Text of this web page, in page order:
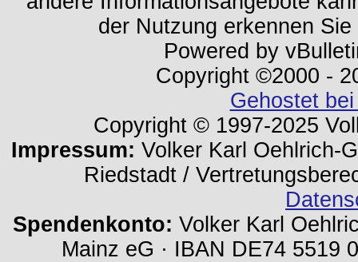
der Nutzung erkennen
Powered by
Copyright ©2000 -
Gehostet
Copyright © 1997-2025
Impressum: Volker Karl Oehlrich-
Riedstadt /
Spendenkonto: Volker Karl
Mainz eG · IBAN DE74 5519